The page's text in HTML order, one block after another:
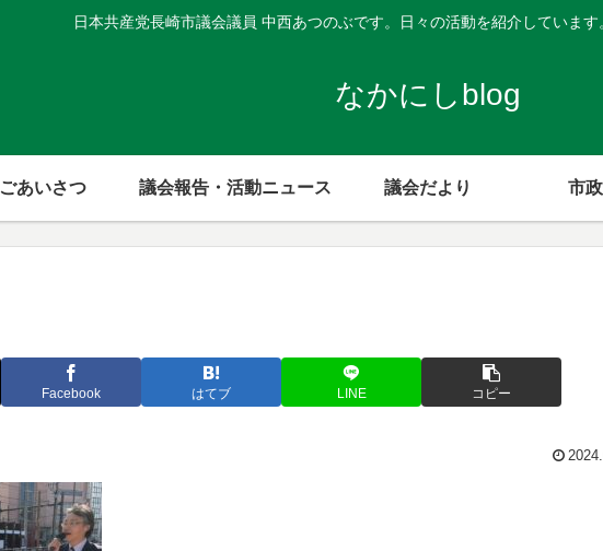
日本共産党長崎市議会議員 中西あつのぶです。日々の活動を紹介しています
なかにしblog
ごあいさつ 議会報告・活動ニュース 議会だより 市
Facebook はてブ LINE コピー